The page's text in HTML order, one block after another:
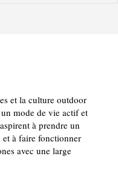
et la culture outdoor
mode de vie actif et
à prendre un
à faire fonctionner
avec une large